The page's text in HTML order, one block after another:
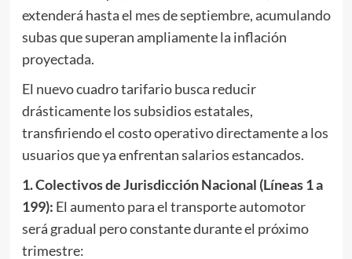
extenderá hasta el mes de septiembre, acumulando
subas que superan ampliamente la inflación
proyectada.
El nuevo cuadro tarifario busca reducir
drásticamente los subsidios estatales,
transfiriendo el costo operativo directamente a los
usuarios que ya enfrentan salarios estancados.
1. Colectivos de Jurisdicción Nacional (Líneas 1 a
199): El aumento para el transporte automotor
será gradual pero constante durante el próximo
trimestre: